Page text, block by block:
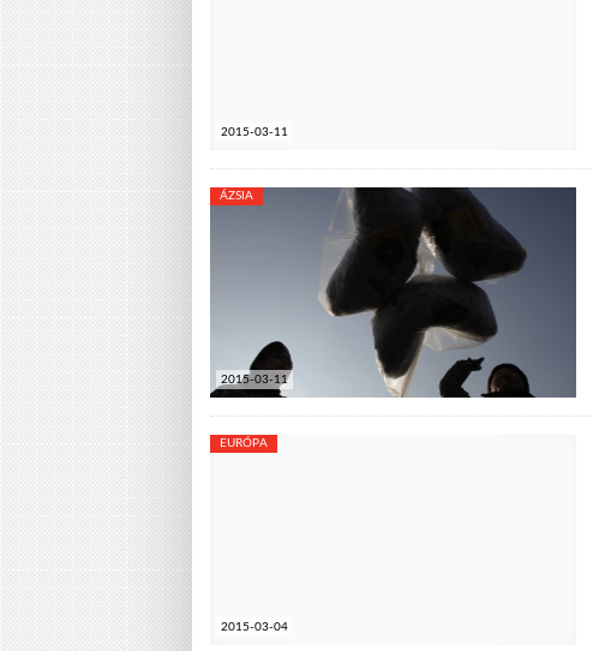
2015-03-11
2015-03-11
ÁZSIA
2015-03-04
EURÓPA